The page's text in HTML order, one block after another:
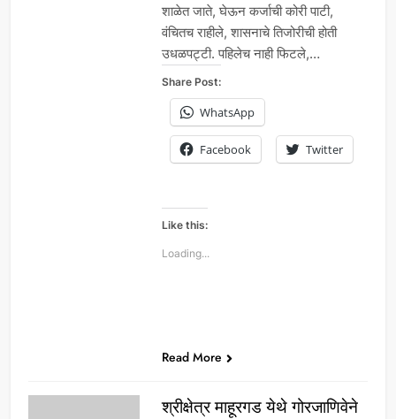
शाळेत जाते, घेऊन कर्जाची कोरी पाटी,
वंचितच राहीले, शासनाचे तिजोरीची होती
उधळपट्टी. पहिलेच नाही फिटले,…
Share Post:
WhatsApp
Facebook Twitter
Like this:
Loading...
Read More
श्रीक्षेत्र माहूरगड येथे गोरजाणिवेने